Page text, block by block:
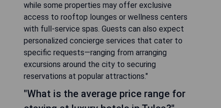
while some properties may offer exclusive
access to rooftop lounges or wellness centers
with full-service spas. Guests can also expect
personalized concierge services that cater to
specific requests—ranging from arranging
excursions around the city to securing
reservations at popular attractions."
"What is the average price range for